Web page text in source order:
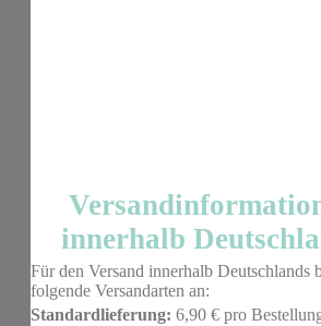
innerhalb
Für den Versand innerhalb Deutschlands
folgende Versandarten an:
Standardlieferung: 6,90 € pro